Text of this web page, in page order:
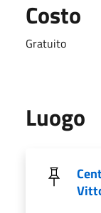
Costo
Gratuito
Luogo